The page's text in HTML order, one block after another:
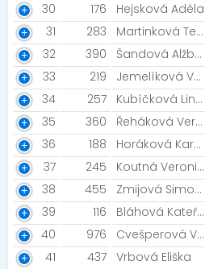
30
176 Hejsková Adéla
31
283 Martinková Tea [Mrk mrk ]
32
390 Šandová Alžběta
33
219 Jemelíková Vendula
34
257 Kubíčková Linda
35
360 Řeháková Veronika
36
188 Horáková Karolína
37
245 Koutná Veronika
38
455 Zmijová Simona
39
116 Bláhová Kateřina
40
976 Cvešperová Valentýna
41
437 Vrbová Eliška